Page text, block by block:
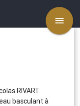
menu
RIVART
basculant à